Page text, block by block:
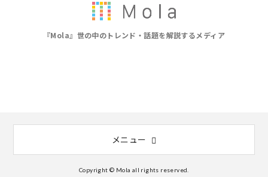
『Mola』世の中のトレンド・話題を解説するメディア
メニュー
Copyright © Mola all rights reserved.